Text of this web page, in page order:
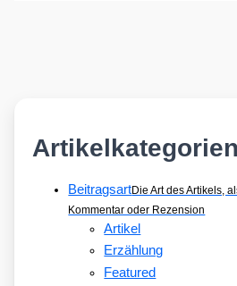
Artikelkategorien
BeitragsartDie Art des Artikels,
Kommentar oder Rezension
Artikel
Erzählung
Featured